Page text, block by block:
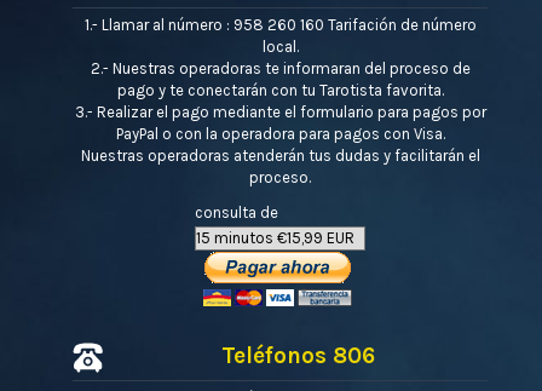
1.- Llamar al número : 958 260 160 Tarifación de número
local.
2.- Nuestras operadoras te informaran del proceso de
pago y te conectarán con tu Tarotista favorita.
3.- Realizar el pago mediante el formulario para pagos por
PayPal o con la operadora para pagos con Visa.
Nuestras operadoras atenderán tus dudas y facilitarán el
proceso.
consulta de
Teléfonos 806